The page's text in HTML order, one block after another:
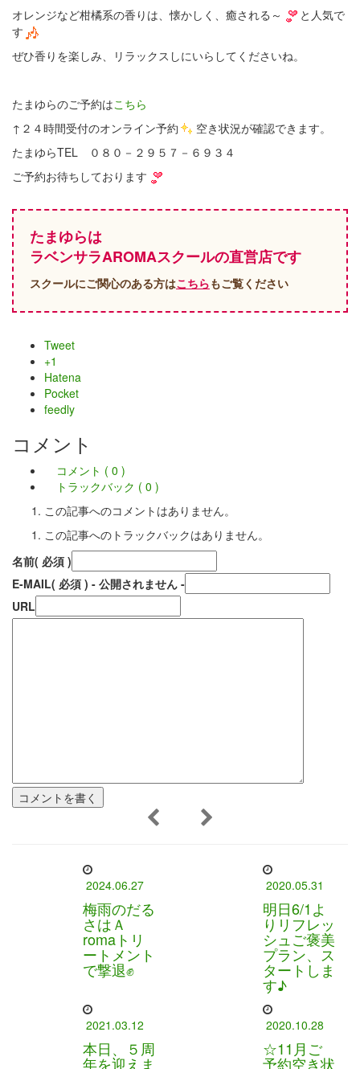
オレンジなど柑橘系の香りは、懐かしく、癒される～
と人気で
す
ぜひ香りを楽しみ、リラックスしにいらしてくださいね。
たまゆらのご予約はこちら
↑２４時間受付のオンライン予約
空き状況が確認できます。
たまゆらTEL ０８０－２９５７－６９３４
ご予約お待ちしております
たまゆらは
ラベンサラAROMAスクールの直営店です
スクールにご関心のある方はこちらもご覧ください
Tweet
+1
Hatena
Pocket
feedly
コメント
コメント ( 0 )
トラックバック ( 0 )
この記事へのコメントはありません。
この記事へのトラックバックはありません。
名前( 必須 )
E-MAIL( 必須 ) - 公開されません -
URL
2024.06.27
梅雨のだる
さはＡ
romaトリ
ートメント
で撃退✊
2020.05.31
明日6/1よ
りリフレッ
シュご褒美
プラン、ス
タートしま
す♪
2021.03.12
本日、５周
年を迎えま
2020.10.28
☆11月ご
予約空き状